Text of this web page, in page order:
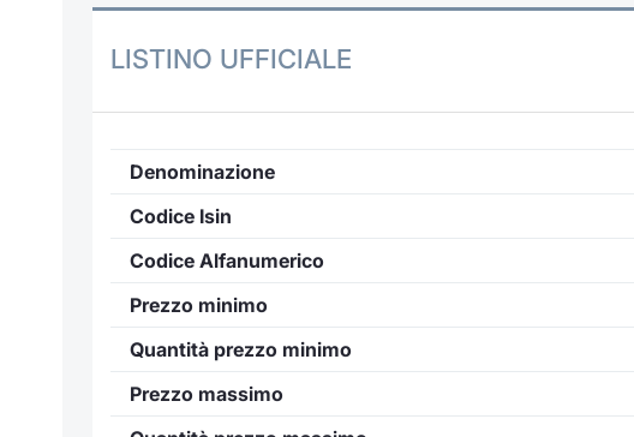
LISTINO UFFICIALE
Denominazione
Codice Isin
Codice Alfanumerico
Prezzo minimo
Quantità prezzo minimo
Prezzo massimo